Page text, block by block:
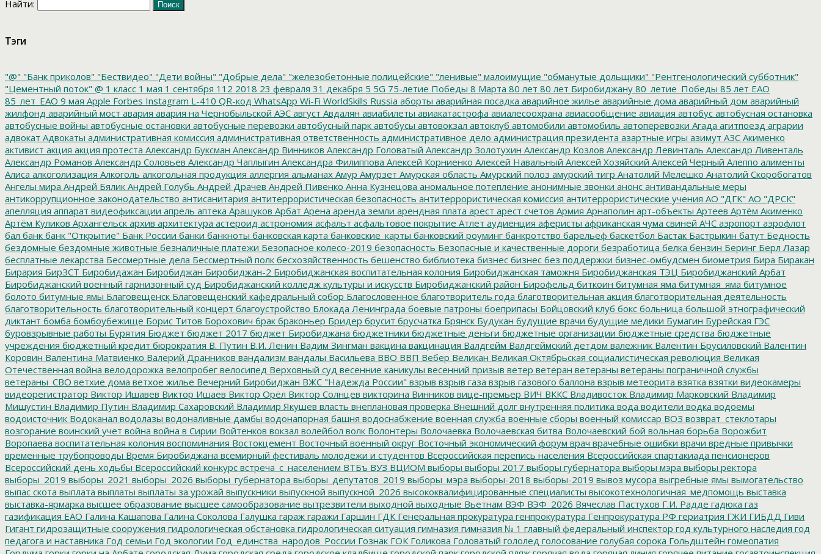
Найти:
Тэги
"@" "Банк приколов" "Бествидео" "Дети войны" "Добрые дела" "железобетонные полицейские" "ленивые" малоимущие "обманутые дольщики" "Рентгенологический субботник"
"Цементный поток" @ 1 класс 1 мая 1 сентября 112 2018 23 февраля 31 декабря 5 5G 75-летие Победы 8 Марта 80 лет 80 лет Биробиджану 80_летие_Победы 85 лет ЕАО
85_лет_ЕАО 9 мая Apple Forbes Instagram L-410 QR-код WhatsApp Wi-Fi WorldSkills Russia аборты аварийная посадка аварийное жилье аварийные дома аварийный дом аварийный
жилфонд аварийный мост авария авария на Чернобыльской АЭС август Авдалян авиабилеты авиакатастрофа авиалесоохрана авиасообщение авиация автобус автобусная остановка
автобусные войны автобусные остановки автобусные перевозки автобусный парк автобусы автовокзал автоклуб автомобили автомобиль автоперевозки Агада агитпоезд аграрии
адвокат Адвокаты административная комиссия административная ответственность административное дело администрация президента азартные игры азимут АЗС Акименко
активист акция акция протеста Александр Буксман Александр Винников Александр Головатый Александр Золотухин Александр Козлов Александр Левинталь Александр Ливенталь
Александр Романов Александр Соловьев Александр Чаплыгин Александра Филиппова Алексей Корниенко Алексей Навальный Алексей Хозяйский Алексей Черный Алеппо алименты
Алиса алкоголизация Алкоголь алкогольная продукция аллергия альманах Амур Амурзет Амурская область Амурский полоз амурский тигр Анатолий Мелешко Анатолий Скоробогатов
Ангелы мира Андрей Бялик Андрей Голубь Андрей Драчев Андрей Пивенко Анна Кузнецова аномальное потепление анонимные звонки анонс антивандальные меры
антикоррупционное законодательство антисанитария антитеррористическая безопасность антитеррористическая комиссия антитеррористические учения АО "ДГК" АО "ДРСК"
апелляция аппарат видеофиксации апрель аптека Арашуков Арбат Арена аренда земли арендная плата арест арест счетов Армия Арнаполин арт-объекты Артеев Артём Акименко
Артём Куликов Архангельск архив архитектура астероид астрономия асфальт асфальтовое покрытие Атлет аудиенция аферисты африканская чума свиней АЧС аэропорт аэрофлот
бал банк банк "Открытие" Банк России банки банкноты банковская карта банковские_карты банковский роуминг банкротство барельеф баскетбол Бастак Бастрыкин батут Бедность
бездомные бездомные животные безналичные платежи Безопасное колесо-2019 безопасность Безопасные и качественные дороги безработица белка бензин Беринг Берл Лазар
бесплатные лекарства Бессмертные дела Бессмертный полк бесхозяйственность бешенство библиотека бизнес бизнес без поддержки бизнес-омбудсмен биометрия Бира Биракан
Бирария БирЗСТ Биробидажан Биробиджан Биробиджан-2 Биробиджанская воспитательная колония Биробиджанская таможня Биробиджанская ТЭЦ Биробиджанский Арбат
Биробиджанский военный гарнизонный суд Биробиджанский колледж культуры и искусств Биробиджанский район Бирофельд биткоин битумная яма битумная_яма битумное
болото битумные ямы Благовещенск Благовещенский кафедральный собор Благословенное благотворитель года благотворительная акция благотворительная деятельность
благотворительность благотворительный концерт благоустройство Блокада Ленинграда боевые патроны боеприпасы Бойцовский клуб бокс больница большой этнографический
диктант бомба бомбоубежище Борис Титов Борохович брак браконьер Бридер брусит брусчатка Брянск Будукан будущие врачи будущие медики Бумагин Бурейская ГЭС
буровзрывные работы Бурятия Бюджет бюджет 2017 бюджет Биробиджана бюджетники бюджетные деньги бюджетные организации бюджетные средства бюджетные
учреждения бюджетный кредит бюрократия В. Путин В.И. Ленин Вадим Зингман вакцина вакцинация Валдгейм Валдгеймский детдом валежник Валентин Брусиловский Валентин
Коровин Валентина Матвиенко Валерий Дранников вандализм вандалы Васильева ВВО ВВП Вебер Великан Великая Октябрьская социалистическая революция Великая
Отечественная война велодорожка велопробег велосипед Верховный суд весенние каникулы весенний призыв ветер ветеран ветераны ветераны пограничной службы
ветераны_СВО ветхие дома ветхое жилье Вечерний Биробиджан ВЖС "Надежда России" взрыв взрыв газа взрыв газового баллона взрыв метеорита взятка взятки видеокамеры
видеорегистратор Виктор Ишавев Виктор Ишаев Виктор Орёл Виктор Солнцев викторина Винников вице-премьер ВИЧ ВККС Владивосток Владимир Марковский Владимир
Мишустин Владимир Путин Владимир Сахаровский Владимир Якушев власть внеплановая проверка Внешний долг внутренняя политика вода водители водка водоемы
водоисточник Водоканал водолазы водоналивные дамбы водонапорная башня водоснабжение военная служба военные сборы военный комиссар ВОЗ возврат_стеклотары
возгорание воинский учет война война в Сирии Войтенков вокзал волейбол волк Волонтеры Волочаевка Волочаевская битва Волочаевский бой вольная борьба Ворожбит
Воропаева воспитательная колония воспоминания Востокцемент Восточный военный округ Восточный экономический форум врач врачебные ошибки врачи вредные привычки
временные трубопроводы Время Биробиджана всемирный фестиваль молодежи и студентов Всероссийская перепись населения Всероссийская спартакиада пенсионеров
Всероссийский день ходьбы Всероссийский конкурс встреча_с_населением ВТБъ ВУЗ ВЦИОМ выборы выборы 2017 выборы губернатора выборы мэра выборы ректора
выборы_2019 выборы_2021 выборы_2026 выборы_губернатора выборы_депутатов_2019 выборы_мэра выборы-2018 выборы-2019 вывоз мусора выгребные ямы вымогательство
выпас скота выплата выплаты выплаты за урожай выпускники выпускной выпускной_2026 высококвалифицированные специалисты высокотехнологичная_медпомощь выставка
выставка-ярмарка высшее образование высшее самообразование вытрезвители выходной выходные Вьетнам ВЭФ ВЭФ_2026 Вячеслав Пастухов Г.И. Радде гадюка газ
газификация ЕАО Галина Кашапова Галина Соколова Галушка гараж гаражи Гаршин ГДК Генеральная прокуратура генпрокуратура Генпрокуратура РФ гериатрия ГЖИ ГИБДД Гиви
Гигант гидрозащитные сооружения гидрологическая обстановка гидрологическая ситуация гимназия гимназия № 1 главный федеральный инспектор год культурного наследия год
педагога и наставника Год семьи Год экологии Год_единства_народов_России Гознак ГОК Голикова Головатый гололед голосование голубая сорока Гольдштейн гомеопатия